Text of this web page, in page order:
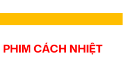
CÁCH NHIỆT